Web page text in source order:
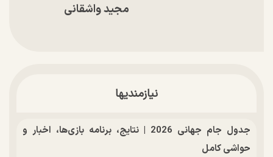
مجید واشقانی
نیازمندیها
جدول جام جهانی 2026 | نتایج، برنامه بازی‌ها، اخبار و
حواشی کامل